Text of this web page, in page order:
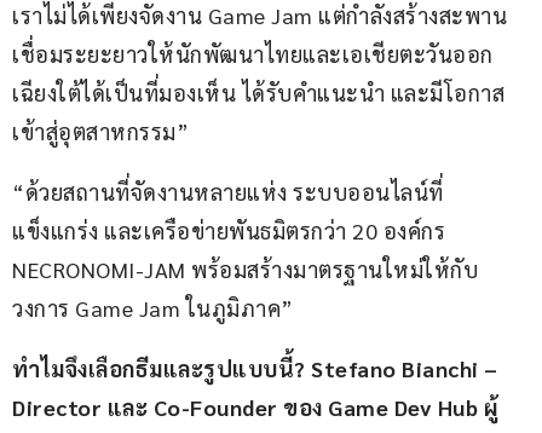
เราไม่ได้เพียงจัดงาน Game Jam แต่กำลังสร้างสะพาน
เชื่อมระยะยาวให้นักพัฒนาไทยและเอเชียตะวันออก
เฉียงใต้ได้เป็นที่มองเห็น ได้รับคำแนะนำ และมีโอกาส
เข้าสู่อุตสาหกรรม”
“ด้วยสถานที่จัดงานหลายแห่ง ระบบออนไลน์ที่
แข็งแกร่ง และเครือข่ายพันธมิตรกว่า 20 องค์กร
NECRONOMI-JAM พร้อมสร้างมาตรฐานใหม่ให้กับ
วงการ Game Jam ในภูมิภาค”
ทำไมจึงเลือกธีมและรูปแบบนี้? Stefano Bianchi –
Director และ Co-Founder ของ Game Dev Hub ผู้